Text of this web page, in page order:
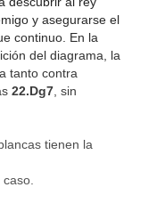
y asegurarse el
continuo. En la
del diagrama, la
tanto contra
22.Dg7 , sin
tienen la